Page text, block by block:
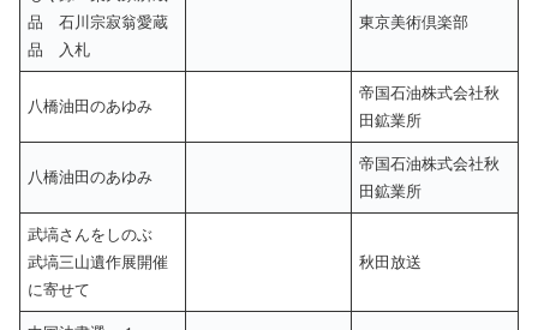
品 石川宗寂翁愛蔵
品 入札
東京美術倶楽部
八橋油田のあゆみ
帝国石油株式会社秋
田鉱業所
八橋油田のあゆみ
帝国石油株式会社秋
田鉱業所
武塙さんをしのぶ
武塙三山遺作展開催
に寄せて
秋田放送